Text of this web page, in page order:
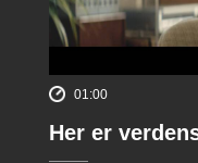
01:00
Her er